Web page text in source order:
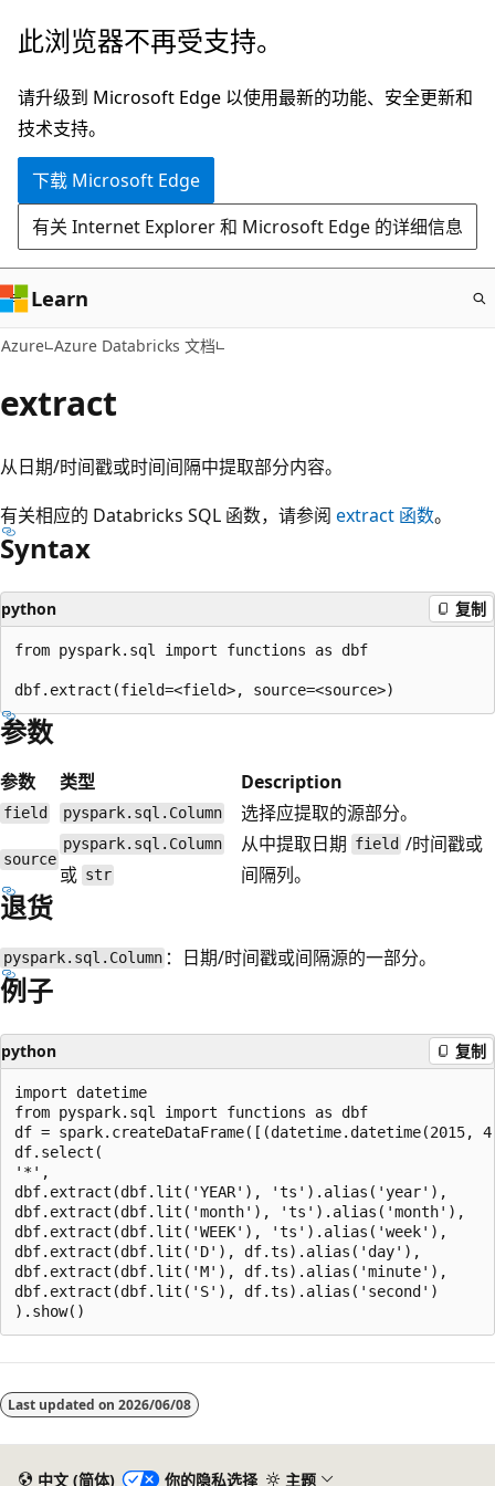
跳
主
要
内
此浏览器不再受支持。
请升级到 Microsoft Edge 以使用最新的功能、安全更新和
技术支持。
下载 Microsoft Edge
有关 Internet Explorer 和 Microsoft Edge 的详细信息
Learn
Azure Azure Databricks 文档
extract
从日期/时间戳或时间间隔中提取部分内容。
有关相应的 Databricks SQL 函数，请参阅 extract 函数。
Syntax
python 复制
from pyspark.sql import functions as dbf
参数
参数 类型 Description
field pyspark.sql.Column 选择应提取的源部分。
source
pyspark.sql.Column
或 str
从中提取日期 field /时间戳或
间隔列。
退货
pyspark.sql.Column ：日期/时间戳或间隔源的一部分。
例子
python 复制
import datetime
from pyspark.sql import functions as dbf
df =
df.select(
'*',
dbf.extract(dbf.lit('YEAR'), 'ts').alias('year'),
dbf.extract(dbf.lit('month'), 'ts').alias('month'),
dbf.extract(dbf.lit('WEEK'), 'ts').alias('week'),
dbf.extract(dbf.lit('D'), df.ts).alias('day'),
dbf.extract(dbf.lit('M'), df.ts).alias('minute'),
dbf.extract(dbf.lit('S'), df.ts).alias('second')
模
式
Last updated on 2026/06/08
中文 (简体) 你的隐私选择 主题